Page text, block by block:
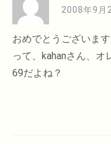
2008年9月
おめでとうございます
って、kahanさん、オ
69だよね？